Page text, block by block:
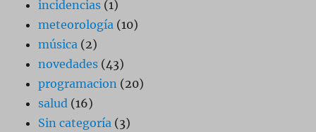
incidencias (1)
meteorología (10)
música (2)
novedades (43)
programacion (20)
salud (16)
Sin categoría (3)